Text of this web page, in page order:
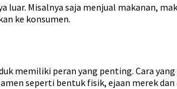
luar. Misalnya saja menjual makanan,
ke konsumen.
memiliki peran yang penting. Cara
seperti bentuk fisik, ejaan merek dan